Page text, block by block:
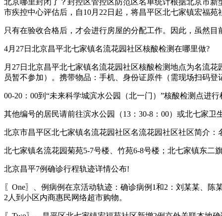
市疾控中心评估后，自10月22日起，将昌平区北七家镇宏福苑
只有在验收合格后，才会进行房屋的分配工作。因此，虽然
4月27日北京昌平北七家镇名流花园社区核酸检测在哪里做?
月27日北京昌平北七家镇名流花园社区核酸检测地点为名流
员暂不参加）。携带物品：手机、身份证原件（需现场扫码登
00-20：00到“未来科学城滨水公园（北一门）”核酸检测点进行
其他编号的居民请前往滨水公园（13：30-8：00）或北七家卫
北京市昌平区北七家镇名流花园社区名流花园社区社区简介
北七家镇名流花园菊苑5-7号楼、竹苑6-8号楼；北七家镇东二
北京昌平7例确诊行程轨迹详情公布!
〖One〗、例病例在京活动轨迹：确诊病例1和2：刘某某、
2人到小区内商惠民网络超市购物。